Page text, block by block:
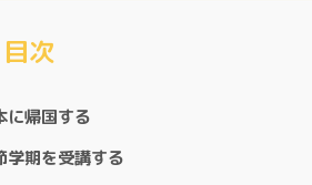
目次
に帰国する
学期を受講する